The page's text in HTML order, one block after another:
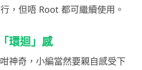
，但唔 Root 都可繼續使用。
環迴」感
神奇，小編當然要親自感受下